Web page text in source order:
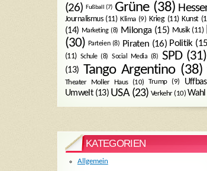
(26) Fußball (7) Grüne(38)
Journalismus(11) Klima(9) Krieg(11) Kunst
(14) Marketing(8) Milonga(15) Musik(11)
(30) Parteien(8) Piraten (16) Politik
(11) Schule(8) Social Media (8) SPD(31)
(13)
Tango Argentino(38)
Theater Moller Haus(10) Trump(9)
Umwelt(13) USA(23) Verkehr(10) Wahl
KATEGORIEN
Allgemein